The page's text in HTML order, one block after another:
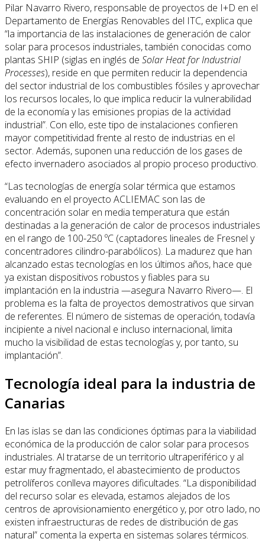
Pilar Navarro Rivero, responsable de proyectos de I+D en el
Departamento de Energías Renovables del ITC, explica que
“la importancia de las instalaciones de generación de calor
solar para procesos industriales, también conocidas como
plantas SHIP (siglas en inglés de Solar Heat for Industrial
Processes), reside en que permiten reducir la dependencia
del sector industrial de los combustibles fósiles y aprovechar
los recursos locales, lo que implica reducir la vulnerabilidad
de la economía y las emisiones propias de la actividad
industrial”. Con ello, este tipo de instalaciones confieren
mayor competitividad frente al resto de industrias en el
sector. Además, suponen una reducción de los gases de
efecto invernadero asociados al propio proceso productivo.
“Las tecnologías de energía solar térmica que estamos
evaluando en el proyecto ACLIEMAC son las de
concentración solar en media temperatura que están
destinadas a la generación de calor de procesos industriales
en el rango de 100-250 ºC (captadores lineales de Fresnel y
concentradores cilindro-parabólicos). La madurez que han
alcanzado estas tecnologías en los últimos años, hace que
ya existan dispositivos robustos y fiables para su
implantación en la industria —asegura Navarro Rivero—. El
problema es la falta de proyectos demostrativos que sirvan
de referentes. El número de sistemas de operación, todavía
incipiente a nivel nacional e incluso internacional, limita
mucho la visibilidad de estas tecnologías y, por tanto, su
implantación”.
Tecnología ideal para la industria de
Canarias
En las islas se dan las condiciones óptimas para la viabilidad
económica de la producción de calor solar para procesos
industriales. Al tratarse de un territorio ultraperiférico y al
estar muy fragmentado, el abastecimiento de productos
petrolíferos conlleva mayores dificultades. “La disponibilidad
del recurso solar es elevada, estamos alejados de los
centros de aprovisionamiento energético y, por otro lado, no
existen infraestructuras de redes de distribución de gas
natural” comenta la experta en sistemas solares térmicos.